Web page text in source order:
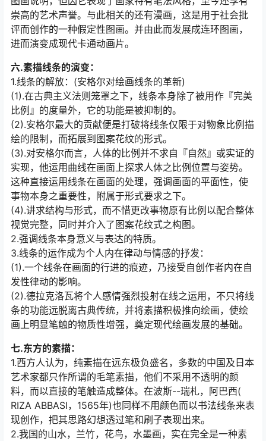
崇高的艺术声誉。与此相关的还有漫画，这是用于社会批
评而创作的一种假定性图画。并由此而发展成连环图画，
进而演变成现代卡通动画片。
六.素描线条的演变：
1.线条的解放：(安格尔对绘画线条的革新)
(1).在古典主义法则笼罩之下，线条本身除了被用作『完美
比例』的度量外，它的功能是被抑制的。
(2).安格尔最大的贡献便是打破将线条仅限于对物象比例描
绘的限制，而拓展到图案花纹的形式。
(3).对安格尔而言，人体的比例并不求自『自然』或实证的
实现，他运用曲线在画面上探求人体之比例位置与姿势。
这种直接运用线条在画面的处理，强调画面的平面性，使
事物本身之重要性，附属于形式要求之下。
(4).讲求结构与形式，而不惜更改事物原有比例以配合整体
视觉完整，同时并介入了图案花纹式之构图。
2.强调线条本身意义与表达的特质。
3.线条的运作成为个人内在律动与情感的抒发：
(1).一个线条在画面的行进的痕迹，乃接受自创作者内在自
发性律动的影响。
(2).德拉克洛瓦将个人感情强烈投射在线之运用，不只将线
条的功能远脱离古典传统，并将素描积极推向绘画，使绘
画上明显笔触的物质性增强，奠定现代绘画发展的基础。
七.东方的素描：
1.西方人认为，纯素描在远东极负盛名，多数的中国及日本
艺术家都只作所谓的毛笔素描，他们不采用不透明的颜
料，而以直接的笔触造成整体。在波斯--瑞札，阿巴西(
RIZA ABBASI，1565年)也同样不用颜色而以书法线条来表
现创作，把其思路幻想透过笔和刷子表现出来。
2.我国的山水，兰竹，花鸟，水墨画，实在完全是一种素